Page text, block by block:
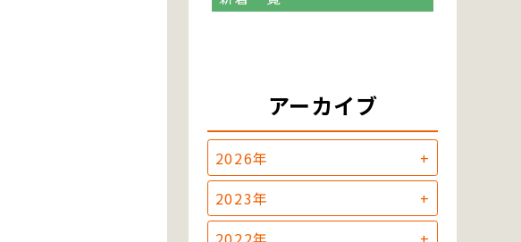
アーカイブ
2026年
2023年